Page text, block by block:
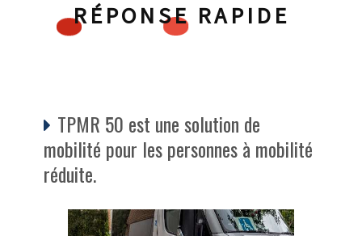
RÉPONSE RAPIDE
TPMR 50 est une solution de
mobilité pour les personnes à mobilité
réduite.